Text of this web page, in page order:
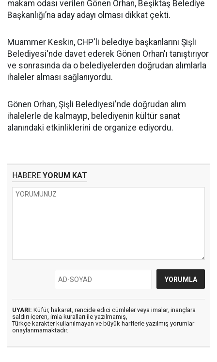
makam odası verilen Gönen Orhan, Beşiktaş Belediye
Başkanlığı’na aday adayı olması dikkat çekti.
Muammer Keskin, CHP'li belediye başkanlarını Şişli
Belediyesi'nde davet ederek Gönen Orhan'ı tanıştırıyor
ve sonrasında da o belediyelerden doğrudan alımlarla
ihaleler alması sağlanıyordu.
Gönen Orhan, Şişli Belediyesi'nde doğrudan alım
ihalelerle de kalmayıp, belediyenin kültür sanat
alanındaki etkinliklerini de organize ediyordu.
HABERE YORUM KAT
UYARI: Küfür, hakaret, rencide edici cümleler veya imalar, inançlara
saldırı içeren, imla kuralları ile yazılmamış,
Türkçe karakter kullanılmayan ve büyük harflerle yazılmış yorumlar
onaylanmamaktadır.